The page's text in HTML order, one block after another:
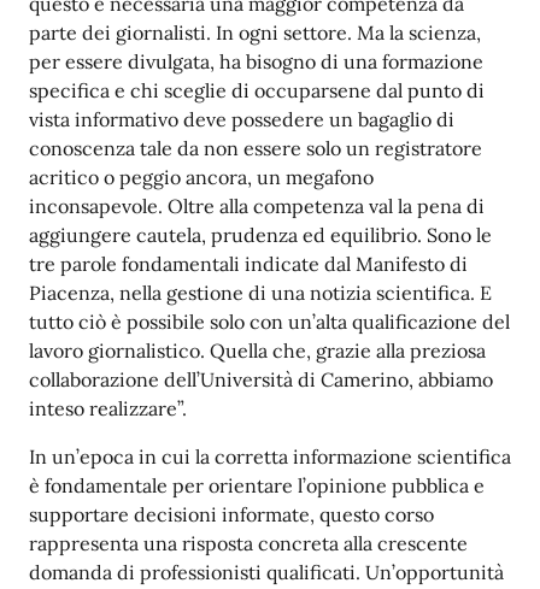
parte dei giornalisti. In ogni settore. Ma la scienza,
per essere divulgata, ha bisogno di una formazione
specifica e chi sceglie di occuparsene dal punto di
vista informativo deve possedere un bagaglio di
conoscenza tale da non essere solo un registratore
acritico o peggio ancora, un megafono
inconsapevole. Oltre alla competenza val la pena di
aggiungere cautela, prudenza ed equilibrio. Sono le
tre parole fondamentali indicate dal Manifesto di
Piacenza, nella gestione di una notizia scientifica. E
tutto ciò è possibile solo con un’alta qualificazione del
lavoro giornalistico. Quella che, grazie alla preziosa
collaborazione dell’Università di Camerino, abbiamo
inteso realizzare”.
In un’epoca in cui la corretta informazione scientifica
è fondamentale per orientare l’opinione pubblica e
supportare decisioni informate, questo corso
rappresenta una risposta concreta alla crescente
domanda di professionisti qualificati. Un’opportunità